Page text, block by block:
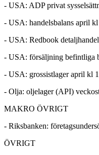
- USA: ADP privat
- USA: handelsbalans april
- USA: Redbook
- USA: försäljning befintliga
- USA: grossistlager april kl
- Olja: oljelager (API)
MAKRO ÖVRIGT
- Riksbanken:
ÖVRIGT